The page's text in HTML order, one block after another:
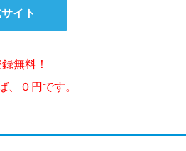
イト
無料！
、０円です。